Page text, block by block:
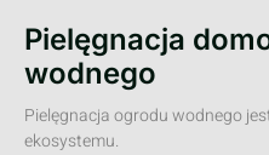
Pielęgnacja
wodnego
Pielęgnacja ogrodu wodnego
ekosystemu.